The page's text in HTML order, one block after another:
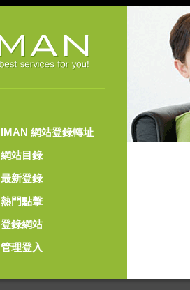
IMAN 網站登錄轉址
網站目錄
最新登錄
熱門點擊
登錄網站
管理登入